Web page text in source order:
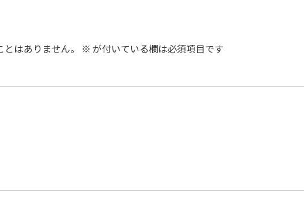
はありません。 ※ が付いている欄は必須項目です